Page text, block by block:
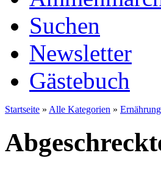
Suchen
Newsletter
Gästebuch
Startseite » Alle Kategorien »